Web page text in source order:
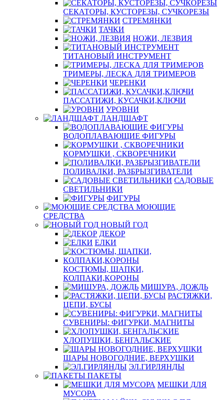
СЕКАТОРЫ, КУСТОРЕЗЫ, СУЧКОРЕЗЫ
СТРЕМЯНКИ
ТАЧКИ
НОЖИ, ЛЕЗВИЯ
ТИТАНОВЫЙ ИНСТРУМЕНТ
ТРИМЕРЫ, ЛЕСКА ДЛЯ ТРИМЕРОВ
ЧЕРЕНКИ
ПАССАТИЖИ, КУСАЧКИ,КЛЮЧИ
УРОВНИ
ЛАНДШАФТ
ВОДОПЛАВАЮЩИЕ ФИГУРЫ
КОРМУШКИ , СКВОРЕЧНИКИ
ПОЛИВАЛКИ, РАЗБРЫЗГИВАТЕЛИ
САДОВЫЕ
СВЕТИЛЬНИКИ
ФИГУРЫ
МОЮЩИЕ
СРЕДСТВА
НОВЫЙ ГОД
ДЕКОР
ЕЛКИ
КОСТЮМЫ, ШАПКИ,
КОЛПАКИ,КОРОНЫ
МИШУРА, ДОЖДЬ
РАСТЯЖКИ,
ЦЕПИ, БУСЫ
СУВЕНИРЫ: ФИГУРКИ, МАГНИТЫ
ХЛОПУШКИ, БЕНГАЛЬСКИЕ
ШАРЫ НОВОГОДНИЕ, ВЕРХУШКИ
ЭЛ.ГИРЛЯНДЫ
ПАКЕТЫ
МЕШКИ ДЛЯ
МУСОРА